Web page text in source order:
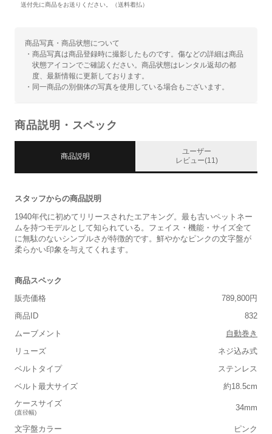
送付先に商品をお送りください。（送料着払）
商品写真・商品状態について
・商品写真は商品登録時に撮影したものです。傷などの詳細は商品
状態アイコンでご確認ください。商品状態はレンタル返却の都
度、最新情報に更新しております。
・同一商品の別個体の写真を使用している場合もございます。
商品説明・スペック
商品説明
ユーザー
レビュー(11)
スタッフからの商品説明
1940年代に初めてリリースされたエアキング。最も古いペットネー
ムを持つモデルとして知られている。フェイス・機能・サイズ全て
に無駄のないシンプルさが特徴的です。鮮やかなピンクの文字盤が
柔らかい印象を与えてくれます。
商品スペック
販売価格
789,800円
商品ID
832
ムーブメント
自動巻き
リューズ
ネジ込み式
ベルトタイプ
ステンレス
ベルト最大サイズ
約18.5cm
ケースサイズ
(直径幅)
34mm
文字盤カラー
ピンク